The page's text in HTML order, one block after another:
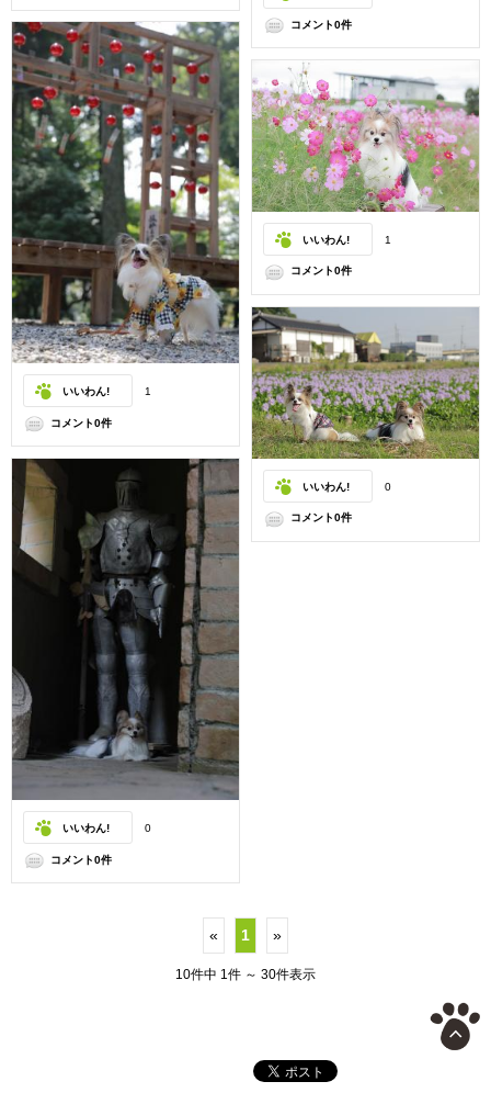
コメント0件
いいわん! 1
コメント0件
いいわん! 1
コメント0件
いいわん! 0
コメント0件
いいわん! 0
コメント0件
« 1 »
10件中 1件 ～ 30件表示